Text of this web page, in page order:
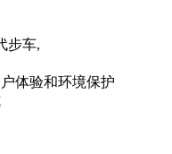
步车,
体验和环境保护